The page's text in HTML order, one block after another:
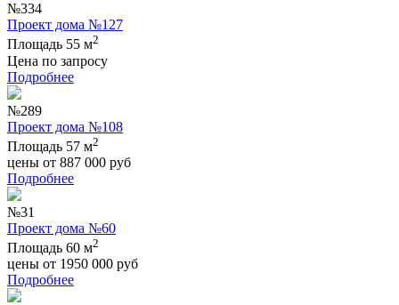
№334
Проект дома №127
Площадь 55 м2
Цена по запросу
Подробнее
№289
Проект дома №108
Площадь 57 м2
цены от 887 000 руб
Подробнее
№31
Проект дома №60
Площадь 60 м2
цены от 1950 000 руб
Подробнее